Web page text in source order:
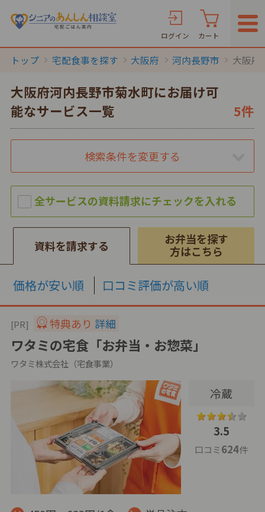
ログイン カート
トップ 宅配食事を探す 大阪府 河内長野市 大阪府
大阪府河内長野市菊水町にお届け可
能なサービス一覧
5件
検索条件を変更する
資料を請求する
お弁当を探す
方はこちら
価格が安い順 口コミ評価が高い順
[PR] 特典あり 詳細
ワタミの宅食「お弁当・お惣菜」
ワタミ株式会社（宅食事業）
冷蔵
3.5
口コミ624件